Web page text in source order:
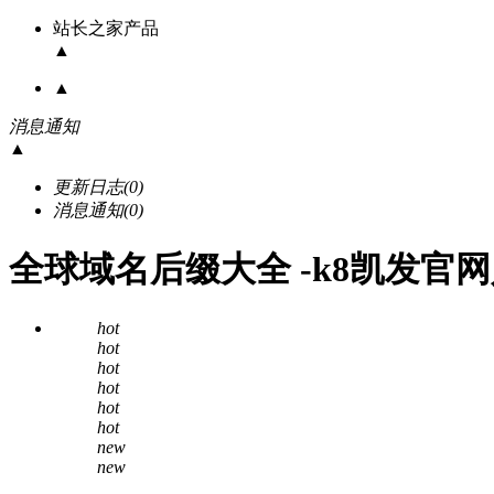
站长之家产品
▲
▲
消息通知
▲
更新日志(0)
消息通知(0)
全球域名后缀大全 -k8凯发官
hot
hot
hot
hot
hot
hot
new
new